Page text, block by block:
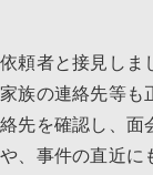
頼者と接見し
族の連絡先等
先を確認し、
、事件の直近